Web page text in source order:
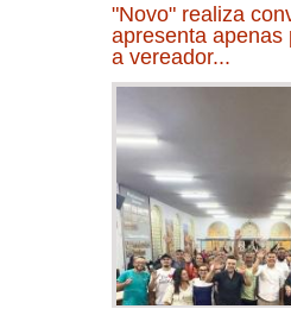
"Novo" realiza
apresenta apenas
a vereador...